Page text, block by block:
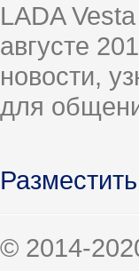
LADA
августе
новости,
для
© 2014-